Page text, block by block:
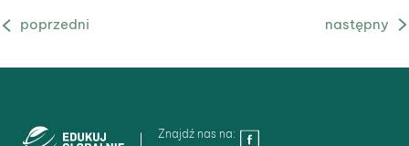
Poprzedni Aktualność Następny Aktualność
Znajdź nas na: